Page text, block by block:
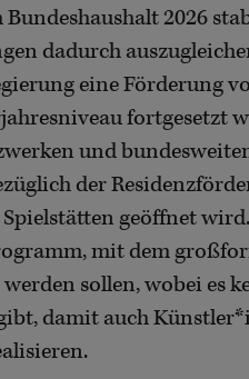
2026
dadurch
eine Förderung
fortgesetzt
und
der
geöffnet
mit dem
sollen, wobei es
damit auch